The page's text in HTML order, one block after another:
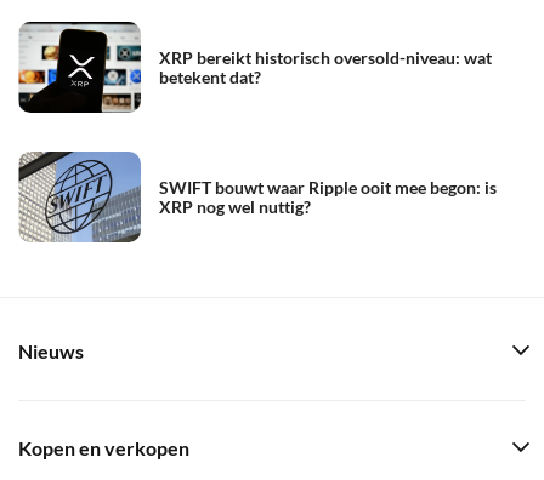
XRP bereikt historisch oversold-niveau: wat
betekent dat?
SWIFT bouwt waar Ripple ooit mee begon: is
XRP nog wel nuttig?
Nieuws
Kopen en verkopen